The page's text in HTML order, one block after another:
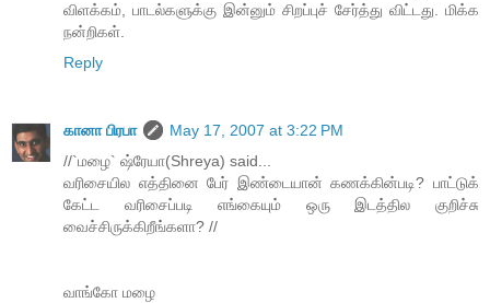
விளக்கம், பாடல்களுக்கு இன்னும் சிறப்புச் சேர்த்து விட்டது. மிக்க
நன்றிகள்.
Reply
கானா பிரபா
May 17, 2007 at 3:22 PM
//`மழை` ஷ்ரேயா(Shreya) said...
வரிசையில எத்தினை பேர் இண்டையான் கணக்கின்படி? பாட்டுக்
கேட்ட வரிசைப்படி எங்கையும் ஒரு இடத்தில குறிச்சு
வைச்சிருக்கிறீங்களா? //
வாங்கோ மழை